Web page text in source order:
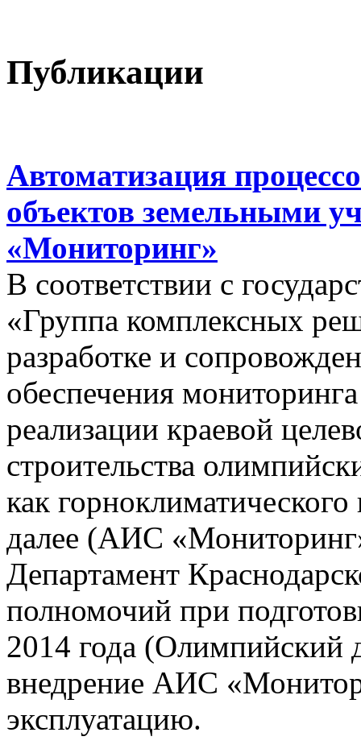
Публикации
Автоматизация
объектов земельными
«Мониторинг»
В соответствии с
«Группа комплексных
разработке и
обеспечения
реализации краевой
строительства
как
далее (АИС
Департамент
полномочий при
2014 года (Олимпийский
внедрение АИС
эксплуатацию.